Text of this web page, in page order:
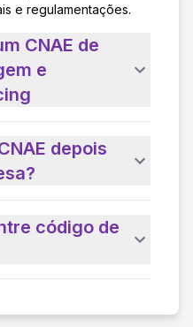
e regulamentações.
CNAE de
e
depois
código de